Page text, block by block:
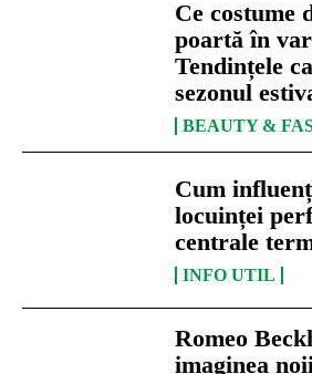
Ce costume
poartă în
Tendințele
sezonul
BEAUTY &
Cum
locuinței
centrale
INFO UTIL
Romeo
imaginea